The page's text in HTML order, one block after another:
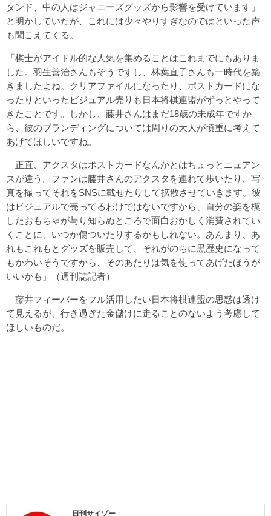
タンド、中の人はジャニーズグッズから影響を受けています」
と明かしていたが、これには少々やりすぎなのではといった声
も聞こえてくる。
「棋士がアイドル的な人気を集めることはこれまでにもありま
した。羽生善治さんもそうですし、林葉直子さんも一時代を築
きましたよね。クリアファイルになったり、ポストカードにな
ったりといったビジュアル売りも日本将棋連盟がずっとやって
きたことです。しかし、藤井さんはまだ18歳の未成年ですか
ら、彼のブランディングについては周りの大人が慎重に考えて
あげてほしいですね。
正直、アクスタはポストカードなんかとはちょっとニュアン
スが違う。ファンは藤井さんのアクスタを連れて歩いたり、写
真を撮ってそれをSNSに載せたりして拡散させていきます。彼
はビジュアルで売ってるわけではないですから、自分の姿を模
したおもちゃが与り知らぬところで面白おかしく消費されてい
くことに、いつか傷ついたりするかもしれない。あんまり、あ
れもこれもとグッズを販売して、それがのちに黒歴史になって
もかわいそうですから、そのあたりは気を使ってあげたほうが
いいかも」（週刊誌記者）
藤井フィーバーをフル活用したい日本将棋連盟の思惑は透け
て見えるが、行き過ぎた金儲けに走ることのないよう考慮して
ほしいものだ。
日刊サイゾー